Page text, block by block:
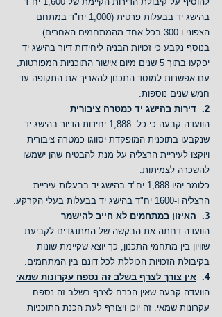
בהישג יד בבעלות פרטית (1,000 יח"ד במתחם
הצפוני ו-300 בכל אחד מהמתחמים האחרים).
בנוסף נקבע כי זכויות הבניה ליחידות דיור בהישג יד
יפקעו בתוך 5 שנים מיום אישור התוכניות המפורטות,
עם אפשרות למוסד התכנון להאריך את התקופה עד
חמש שנים נוספות.
2.
דירות בהישג יד כמטרה ציבורית
הוועדה קבעה כי כל  1,888 יחידות הדיור בהישג יד
שנקבעו בתוכנית המופקדת יסווגו כמטרה ציבורית
ויוקצו לעיריית הרצליה על מנת להבטיח שהן ישמשו
להשכרה לצמיתות.
כלומר יהיו 1,888 יח"ד בהישג יד בבעלות עיריית
הרצליה ו-1600 יח"ד בהישג יד בבעלות בעלי הקרקע.
3.
האיזון במתחמים לא חייב להישמר
הוועדה דחתה את הבקשה של המתנגדים לקביעת
שוויון בין מתחמי התכנון, כך יוצא שקיימת שונות
בקיבולת הזכויות הכוללת לכל דונם בין המתחמים.
4.
אין צורך לצרף בשלב זה נספח עקרונות שמאי
הוועדה קבעה שאין הכרח לצרף בשלב זה נספח
עקרונות שמאי. זה יוכן ויצורף לעת הכנת התוכניות